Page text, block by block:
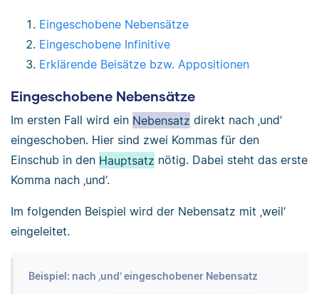
Eingeschobene Nebensätze
Eingeschobene Infinitive
Erklärende Beisätze bzw. Appositionen
Eingeschobene Nebensätze
Im ersten Fall wird ein Nebensatz direkt nach ‚und‘
eingeschoben. Hier sind zwei Kommas für den
Einschub in den Hauptsatz nötig. Dabei steht das erste
Komma nach ‚und‘.
Im folgenden Beispiel wird der Nebensatz mit ‚weil‘
eingeleitet.
Beispiel: nach ‚und‘ eingeschobener Nebensatz